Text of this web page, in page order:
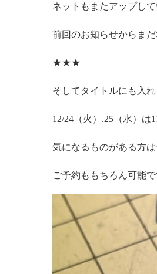
ネットもまたアップし
前回のお知らせからま
★★★
そしてタイトルにも入
12/24（火）.25（水）は
気になるものがある方は
ご予約ももちろん可能